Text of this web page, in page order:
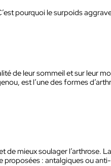
pourquoi le surpoids
de leur sommeil et sur leur
est l’une des formes
de mieux soulager l’arthrose.
proposées : antalgiques ou